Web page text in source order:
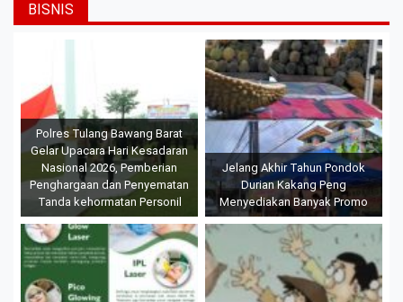
BISNIS
Polres Tulang Bawang Barat
Gelar Upacara Hari Kesadaran
Nasional 2026, Pemberian
Penghargaan dan Penyematan
Tanda kehormatan Personil
Jelang Akhir Tahun Pondok
Durian Kakang Peng
Menyediakan Banyak Promo